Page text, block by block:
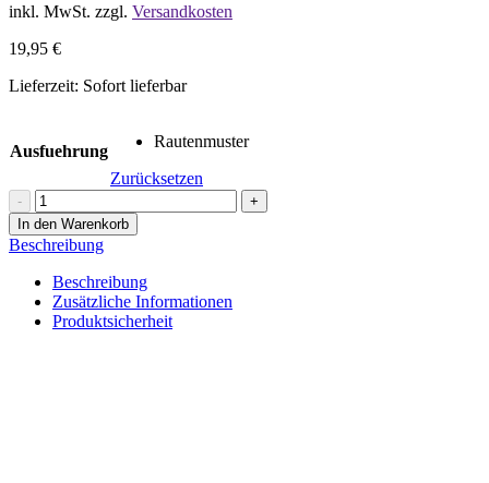
inkl. MwSt. zzgl. Versandkosten
19,95 €
Lieferzeit: Sofort lieferbar
Ausfuehrung
Rautenmuster
Zurücksetzen
-
K4
Universal
Halterung
für
Victorinox
Dual
Messerschleifer
Menge
+
In den Warenkorb
Beschreibung
Beschreibung
Zusätzliche Informationen
Produktsicherheit